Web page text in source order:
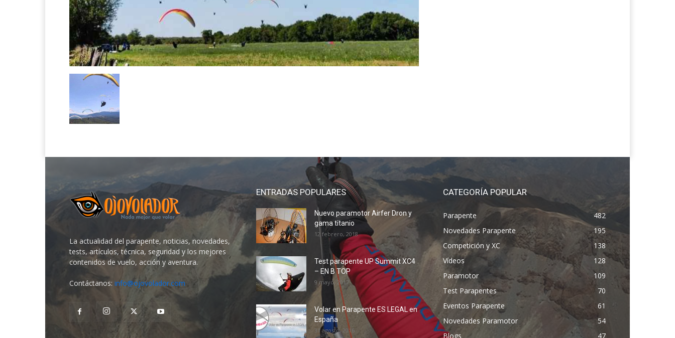
La actualidad del parapente, noticias, novedades,
tests, artículos, técnica, seguridad y los mejores
contenidos de vuelo, acción y aventura.
Contáctanos: info@ojovolador.com
ENTRADAS POPULARES
Nuevo paramotor Airfer Dron y
gama titanio
12 febrero, 2018
Test parapente UP Summit XC4
– EN B TOP
9 mayo, 2017
Volar en Parapente ES LEGAL en
España
31 agosto, 2016
CATEGORÍA POPULAR
Parapente
482
Novedades Parapente
195
Competición y XC
138
Vídeos
128
Paramotor
109
Test Parapentes
70
Eventos Parapente
61
Novedades Paramotor
54
Blogs
47